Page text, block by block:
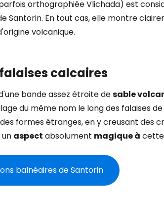
orthographiée Vlichada) est
Santorin. En tout cas, elle montre
volcanique.
calcaires
bande assez étroite desable
du même nom le long des falaises
formes étranges, en y creusant des
aspect absolument magique à
balnéaires de Santorin